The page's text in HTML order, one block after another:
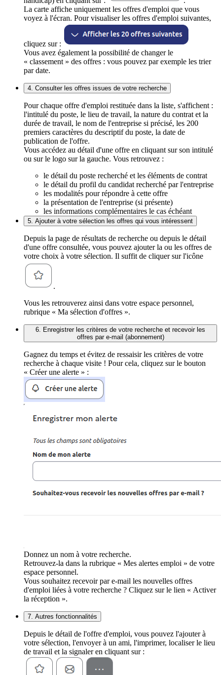
La carte affiche uniquement les offres d'emploi que vous
voyez à l'écran. Pour visualiser les offres d'emploi suivantes,
cliquez sur :
Vous avez également la possibilité de changer le
« classement » des offres : vous pouvez par exemple les trier
par date.
4. Consulter les offres issues de votre recherche
Pour chaque offre d'emploi restituée dans la liste, s'affichent :
l'intitulé du poste, le lieu de travail, la nature du contrat et la
durée de travail, le nom de l'entreprise si précisé, les 200
premiers caractères du descriptif du poste, la date de
publication de l'offre.
Vous accédez au détail d'une offre en cliquant sur son intitulé
ou sur le logo sur la gauche. Vous retrouvez :
le détail du poste recherché et les éléments de contrat
le détail du profil du candidat recherché par l'entreprise
les modalités pour répondre à cette offre
la présentation de l'entreprise (si présente)
les informations complémentaires le cas échéant
5. Ajouter à votre sélection les offres qui vous intéressent
Depuis la page de résultats de recherche ou depuis le détail
d'une offre consultée, vous pouvez ajouter la ou les offres de
votre choix à votre sélection. Il suffit de cliquer sur l'icône
.
Vous les retrouverez ainsi dans votre espace personnel,
rubrique « Ma sélection d'offres ».
6. Enregistrer les critères de votre recherche et recevoir les
offres par e-mail (abonnement)
Gagnez du temps et évitez de ressaisir les critères de votre
recherche à chaque visite ! Pour cela, cliquez sur le bouton
« Créer une alerte » :
Donnez un nom à votre recherche.
Retrouvez-la dans la rubrique « Mes alertes emploi » de votre
espace personnel.
Vous souhaitez recevoir par e-mail les nouvelles offres
d'emploi liées à votre recherche ? Cliquez sur le lien « Activer
la réception ».
7. Autres fonctionnalités
Depuis le détail de l'offre d'emploi, vous pouvez l'ajouter à
votre sélection, l'envoyer à un ami, l'imprimer, localiser le lieu
de travail et la signaler en cliquant sur :